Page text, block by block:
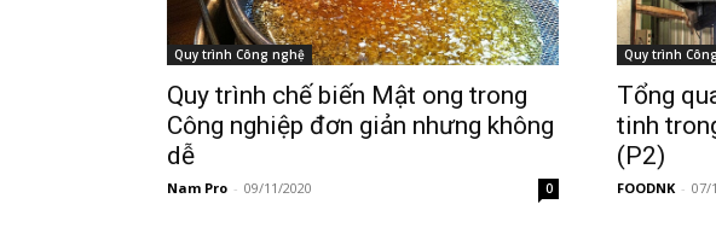
Quy trình Công nghệ
Quy trình chế biến Mật ong trong
Công nghiệp đơn giản nhưng không
dễ
Nam Pro - 09/11/2020 0
Quy trình
Tổng
tinh
(P2)
FOODNK - 07/